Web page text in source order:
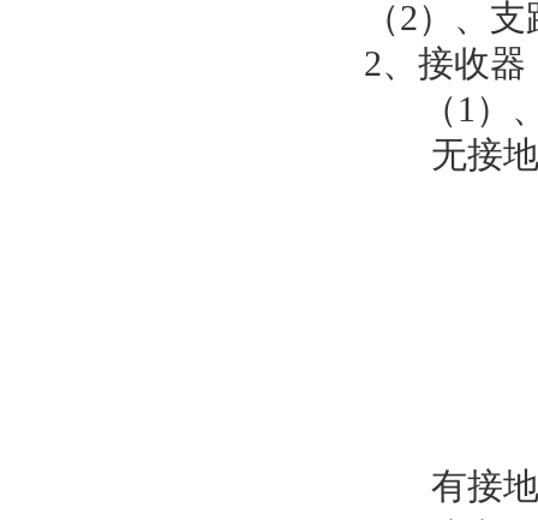
（2）、
2、接收器
（1）
无接地
有接地